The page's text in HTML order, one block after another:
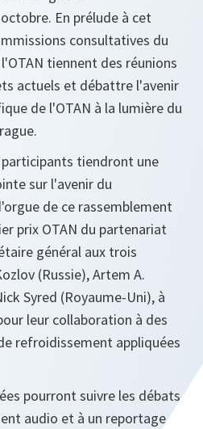
En prélude à cet
consultatives du
tiennent des réunions
actuels et débattre l'avenir
de l'OTAN à la lumière du
tiendront une
sur l'avenir du
de ce rassemblement
prix OTAN du partenariat
général aux trois
(Russie), Artem A.
Syred (Royaume-Uni), à
leur collaboration à des
refroidissement appliquées
pourront suivre les débats
audio et à un reportage